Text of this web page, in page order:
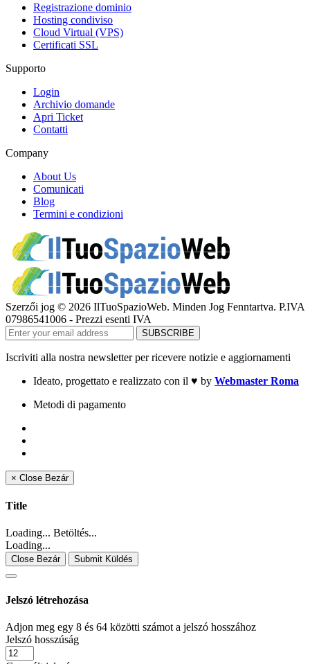
Registrazione dominio
Hosting condiviso
Cloud Virtual (VPS)
Certificati SSL
Supporto
Login
Archivio domande
Apri Ticket
Contatti
Company
About Us
Comunicati
Blog
Termini e condizioni
Szerzői jog © 2026 IlTuoSpazioWeb. Minden Jog Fenntartva. P.IVA
07986541006 - Prezzi esenti IVA
Iscriviti alla nostra newsletter per ricevere notizie e aggiornamenti
Ideato, progettato e realizzato con il ♥ by Webmaster Roma
Metodi di pagamento
× Close Bezár
Title
Loading... Betöltés...
Loading...
Close Bezár Submit Küldés
Jelszó létrehozása
Adjon meg egy 8 és 64 közötti számot a jelszó hosszához
Jelszó hosszúság